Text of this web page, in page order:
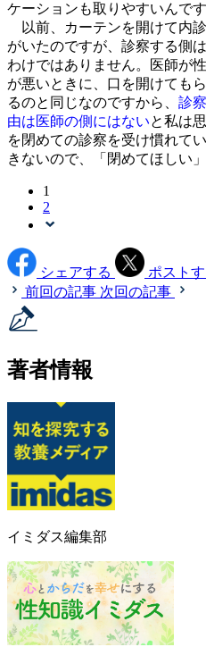
ケーションも取りやすいんです
以前、カーテンを開けて内
がいたのですが、診察する側
わけではありません。医師が
が悪いときに、口を開けても
るのと同じなのですから、 診
由は医師の側にはないと私は
を閉めての診察を受け慣れて
きないので、「閉めてほしい
1
2
シェアする
ポスト
前回の記事 次回の記事
著者情報
イミダス編集部